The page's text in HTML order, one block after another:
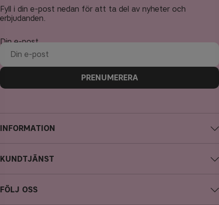
INFORMATION
Karriär
KUNDTJÄNST
Ångra köp
FÖLJ OSS
Fyll i din e-post nedan för att ta del av nyheter och
erbjudanden.
Din e-post
PRENUMERERA